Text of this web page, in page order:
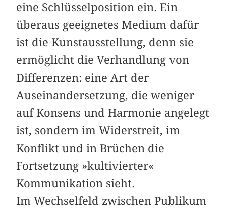
eine Schlüsselposition ein. Ein
überaus geeignetes Medium dafür
ist die Kunstausstellung, denn sie
ermöglicht die Verhandlung von
Differenzen: eine Art der
Auseinandersetzung, die weniger
auf Konsens und Harmonie angelegt
ist, sondern im Widerstreit, im
Konflikt und in Brüchen die
Fortsetzung »kultivierter«
Kommunikation sieht.
Im Wechselfeld zwischen Publikum